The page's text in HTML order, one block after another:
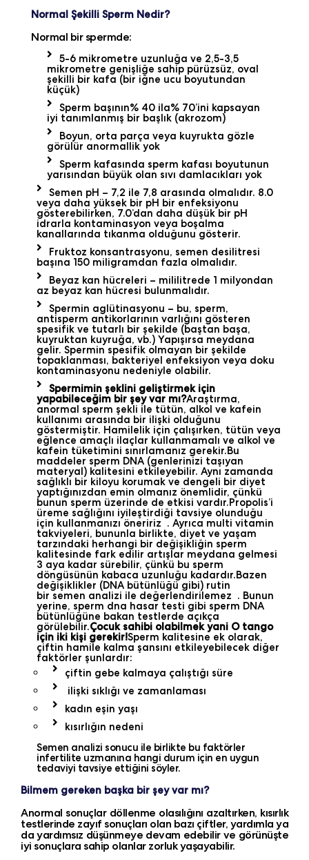
Normal Şekilli Sperm Nedir?
Normal bir spermde:
5-6 mikrometre uzunluğa ve 2,5-3,5
mikrometre genişliğe sahip pürüzsüz, oval
şekilli bir kafa (bir iğne ucu boyutundan
küçük)
Sperm başının% 40 ila% 70’ini kapsayan
iyi tanımlanmış bir başlık (akrozom)
Boyun, orta parça veya kuyrukta gözle
görülür anormallik yok
Sperm kafasında sperm kafası boyutunun
yarısından büyük olan sıvı damlacıkları yok
Semen pH – 7,2 ile 7,8 arasında olmalıdır. 8.0
veya daha yüksek bir pH bir enfeksiyonu
gösterebilirken, 7.0’dan daha düşük bir pH
idrarla kontaminasyon veya boşalma
kanallarında tıkanma olduğunu gösterir.
Fruktoz konsantrasyonu, semen desilitresi
başına 150 miligramdan fazla olmalıdır.
Beyaz kan hücreleri – mililitrede 1 milyondan
az beyaz kan hücresi bulunmalıdır.
Spermin aglütinasyonu – bu, sperm,
antisperm antikorlarının varlığını gösteren
spesifik ve tutarlı bir şekilde (baştan başa,
kuyruktan kuyruğa, vb.) Yapışırsa meydana
gelir. Spermin spesifik olmayan bir şekilde
topaklanması, bakteriyel enfeksiyon veya doku
kontaminasyonu nedeniyle olabilir.
Spermimin şeklini geliştirmek için
yapabileceğim bir şey var mı?Araştırma,
anormal sperm şekli ile tütün, alkol ve kafein
kullanımı arasında bir ilişki olduğunu
göstermiştir. Hamilelik için çalışırken, tütün veya
eğlence amaçlı ilaçlar kullanmamalı ve alkol ve
kafein tüketimini sınırlamanız gerekir.Bu
maddeler sperm DNA (genlerinizi taşıyan
materyal) kalitesini etkileyebilir. Aynı zamanda
sağlıklı bir kiloyu korumak ve dengeli bir diyet
yaptığınızdan emin olmanız önemlidir, çünkü
bunun sperm üzerinde de etkisi vardır.Propolis’i
üreme sağlığını iyileştirdiği tavsiye olunduğu
için kullanmanızı öneririz . Ayrıca multi vitamin
takviyeleri, bununla birlikte, diyet ve yaşam
tarzındaki herhangi bir değişikliğin sperm
kalitesinde fark edilir artışlar meydana gelmesi
3 aya kadar sürebilir, çünkü bu sperm
döngüsünün kabaca uzunluğu kadardır.Bazen
değişiklikler (DNA bütünlüğü gibi) rutin
bir semen analizi ile değerlendirilemez . Bunun
yerine, sperm dna hasar testi gibi sperm DNA
bütünlüğüne bakan testlerde açıkça
görülebilir.Çocuk sahibi olabilmek yani O tango
için iki kişi gerekir!Sperm kalitesine ek olarak,
çiftin hamile kalma şansını etkileyebilecek diğer
faktörler şunlardır:
çiftin gebe kalmaya çalıştığı süre
ilişki sıklığı ve zamanlaması
kadın eşin yaşı
kısırlığın nedeni
Semen analizi sonucu ile birlikte bu faktörler
infertilite uzmanına hangi durum için en uygun
tedaviyi tavsiye ettiğini söyler.
Bilmem gereken başka bir şey var mı?
Anormal sonuçlar döllenme olasılığını azaltırken, kısırlık
testlerinde zayıf sonuçları olan bazı çiftler, yardımla ya
da yardımsız düşünmeye devam edebilir ve görünüşte
iyi sonuçlara sahip olanlar zorluk yaşayabilir.